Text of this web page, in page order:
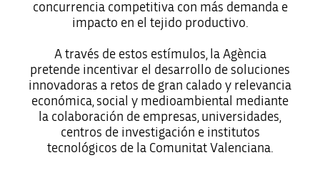
concurrencia competitiva con más demanda e
impacto en el tejido productivo.
A través de estos estímulos, la Agència
pretende incentivar el desarrollo de soluciones
innovadoras a retos de gran calado y relevancia
económica, social y medioambiental mediante
la colaboración de empresas, universidades,
centros de investigación e institutos
tecnológicos de la Comunitat Valenciana.